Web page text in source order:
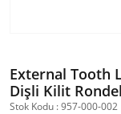
External Tooth
Dişli Kilit
Stok Kodu : 957-000-002